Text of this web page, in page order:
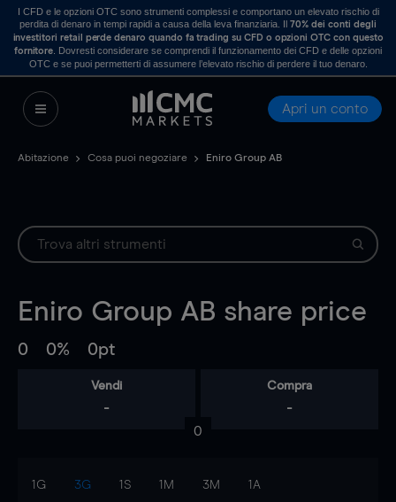
I CFD e le opzioni OTC sono strumenti complessi e comportano un elevato rischio di
perdita di denaro in tempi rapidi a causa della leva finanziaria. Il70% dei conti degli
investitori retail perde denaro quando fa trading su CFD o opzioni OTC con questo
fornitore . Dovresti considerare se comprendi il funzionamento dei CFD e delle opzioni
OTC e se puoi permetterti di assumere l’elevato rischio di perdere il tuo denaro.
Apri un conto
Abitazione Cosa puoi negoziare Eniro Group AB
Eniro Group AB share price
0 0% 0pt
Vendi
-
Compra
-
0
1G 3G 1S 1M 3M 1A